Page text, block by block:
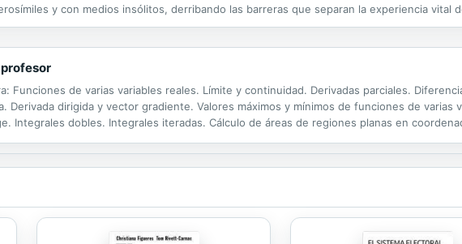
y con medios insólitos, derribando las barreras que separan la experiencia vital
Funciones de varias variables reales. Límite y continuidad. Derivadas parciales.
Derivada dirigida y vector gradiente. Valores máximos y mínimos de funciones de varias
Integrales dobles. Integrales iteradas. Cálculo de áreas de regiones planas en